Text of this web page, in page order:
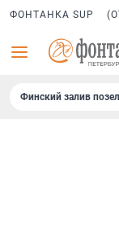
ФОНТАНКА SUP
Финский залив